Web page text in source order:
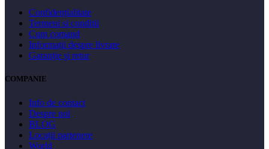
Confidențialitate
Termeni si conditii
Cum comand
Informații despre livrare
Garanție și retur
COMPANIE
Info de contact
Despre noi
BLOG
Locații partenere
World